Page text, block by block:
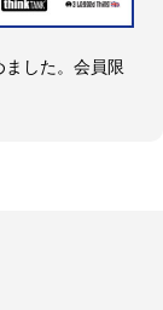
した。会員限